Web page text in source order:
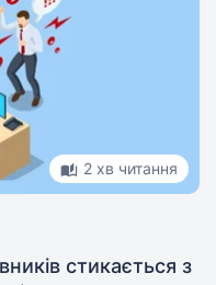
2 хв читання
стикається з